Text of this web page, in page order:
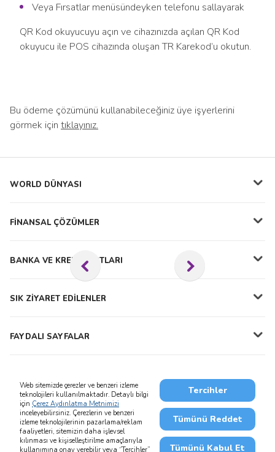
Veya Fırsatlar menüsündeyken telefonu sallayarak
QR Kod okuyucuyu açın ve cihazınızda açılan QR Kod
okuyucu ile POS cihazında oluşan TR Karekod’u okutun.
Bu ödeme çözümünü kullanabileceğiniz üye işyerlerini
görmek için tıklayınız.
WORLD DÜNYASI
FİNANSAL ÇÖZÜMLER
BANKA VE KREDİ KARTLARI
SIK ZİYARET EDİLENLER
FAYDALI SAYFALAR
0850 222 0 444 444 0 444
Web sitemizde çerezler ve benzeri izleme
teknolojileri kullanılmaktadır. Detaylı bilgi
için Çerez Aydınlatma Metnimizi
inceleyebilirsiniz. Çerezlerin ve benzeri
izleme teknolojilerinin pazarlama/reklam
faaliyetleri, sitemizin daha işlevsel
kılınması ve kişiselleştirilme amaçlarıyla
kullanımına onay verebilir veya ‘’Tercihler’’
Tercihler
Tümünü Reddet
Tümünü Kabul Et